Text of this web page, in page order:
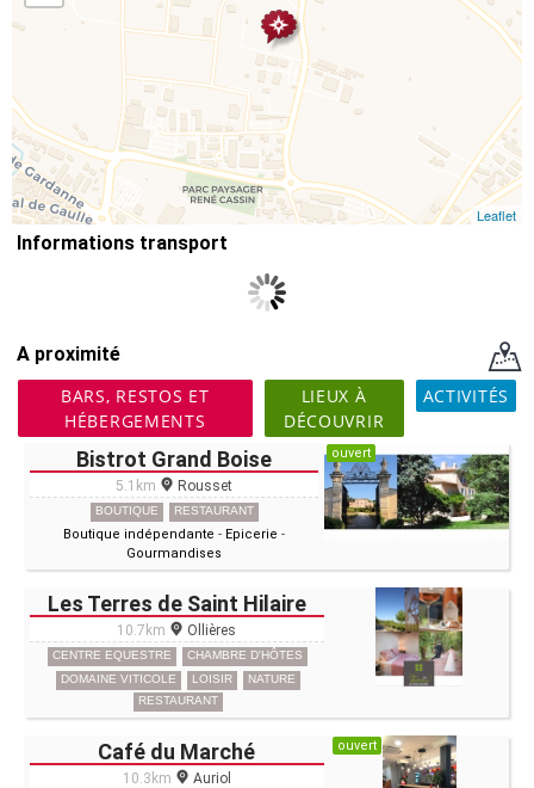
Leaflet
Informations transport
A proximité
BARS, RESTOS ET
HÉBERGEMENTS
LIEUX À
DÉCOUVRIR
ACTIVITÉS
Bistrot Grand Boise
5.1km Rousset
BOUTIQUE RESTAURANT
Boutique indépendante - Epicerie -
Gourmandises
ouvert
Les Terres de Saint Hilaire
10.7km Ollières
CENTRE EQUESTRE
CHAMBRE D'HÔTES
DOMAINE VITICOLE
LOISIR
NATURE
RESTAURANT
Café du Marché
10.3km Auriol
ouvert